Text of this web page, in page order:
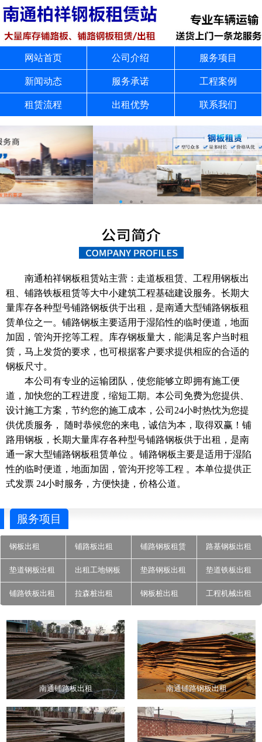
网站首页 公司介绍 服务项目
新闻动态 服务承诺 工程案例
租赁流程 出租优势 联系我们
南通柏祥钢板租赁站主营：走道板租赁、工程用钢板出
租、铺路铁板租赁等大中小建筑工程基础建设服务。长期大
量库存各种型号铺路钢板供于出租，是南通大型铺路钢板租
赁单位之一。铺路钢板主要适用于湿陷性的临时便道，地面
加固，管沟开挖等工程。库存钢板量大，能满足客户当时租
赁，马上发货的要求，也可根据客户要求提供相应的合适的
钢板尺寸。
本公司有专业的运输团队，使您能够立即拥有施工便
道，加快您的工程进度，缩短工期。本公司免费为您提供、
设计施工方案，节约您的施工成本，公司24小时热忱为您提
供优质服务， 随时恭候您的来电，诚信为本，取得双赢！铺
路用钢板，长期大量库存各种型号铺路钢板供于出租，是南
通一家大型铺路钢板租赁单位 。铺路钢板主要是适用于湿陷
性的临时便道，地面加固，管沟开挖等工程 。本单位提供正
式发票 24小时服务，方便快捷，价格公道。
服务项目
钢板出租 铺路板出租 铺路钢板租赁 路基钢板出租
垫道钢板出租 出租工地钢板 垫路钢板出租 垫道铁板出租
铺路铁板出租 拉森桩出租 钢板桩出租 工程机械出租
南通铺路板出租 南通铺路钢板出租